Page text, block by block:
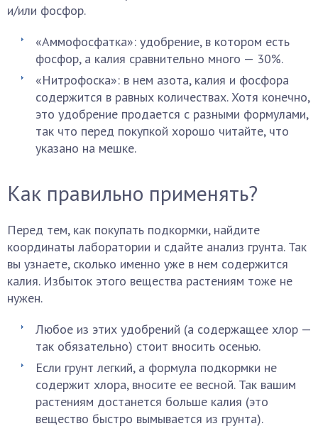
и/или фосфор.
«Аммофосфатка»: удобрение, в котором есть
фосфор, а калия сравнительно много — 30%.
«Нитрофоска»: в нем азота, калия и фосфора
содержится в равных количествах. Хотя конечно,
это удобрение продается с разными формулами,
так что перед покупкой хорошо читайте, что
указано на мешке.
Как правильно применять?
Перед тем, как покупать подкормки, найдите
координаты лаборатории и сдайте анализ грунта. Так
вы узнаете, сколько именно уже в нем содержится
калия. Избыток этого вещества растениям тоже не
нужен.
Любое из этих удобрений (а содержащее хлор —
так обязательно) стоит вносить осенью.
Если грунт легкий, а формула подкормки не
содержит хлора, вносите ее весной. Так вашим
растениям достанется больше калия (это
вещество быстро вымывается из грунта).